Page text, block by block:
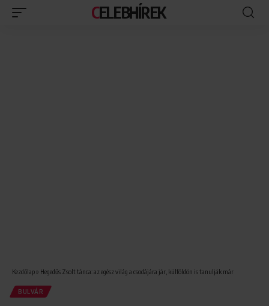
CELEBHÍREK
Kezdőlap» Hegedűs Zsolt tánca: az egész világ a csodájára jár, külföldön is tanulják már
BULVÁR